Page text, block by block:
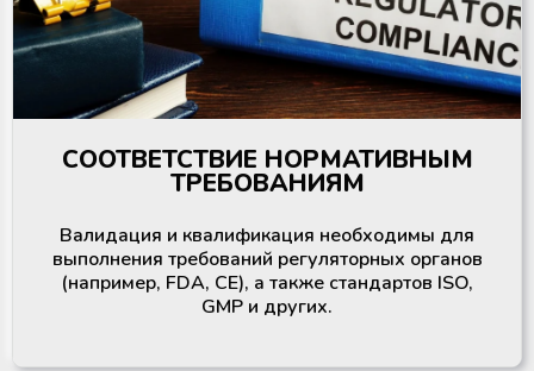
СООТВЕТСТВИЕ НОРМАТИВНЫМ
ТРЕБОВАНИЯМ
Валидация и квалификация необходимы для
выполнения требований регуляторных органов
(например, FDA, CE), а также стандартов ISO,
GMP и других.